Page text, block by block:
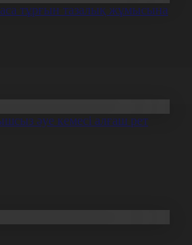
тұрғын тазалық жұмысына
әуе кемесі алғаш рет